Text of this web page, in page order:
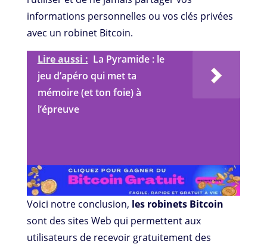
informations personnelles ou vos clés privées
avec un robinet Bitcoin.
Lire aussi : La Pyramide : le
jeu d’apéro qui met ta
mémoire (et ton foie) à
l’épreuve
Voici notre conclusion, les robinets Bitcoin
sont des sites Web qui permettent aux
utilisateurs de recevoir gratuitement des